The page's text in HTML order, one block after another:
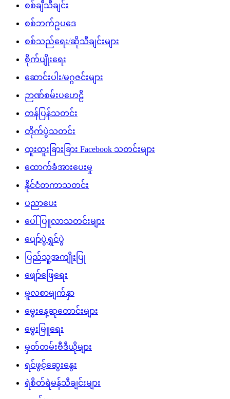
စစ်ချီသီချင်း
စစ်ဘက်ဥပဒေ
စစ်သည်ရေး/ဆိုသီချင်းများ
စိုက်ပျိုးရေး
ဆောင်းပါး/မဂ္ဂဇင်းများ
ဉာဏ်စမ်းပဟေဠိ
တန်ပြန်သတင်း
တိုက်ပွဲသတင်း
ထူးထူးခြားခြား Facebook သတင်းများ
ထောက်ခံအားပေးမှု
နိုင်ငံတကာသတင်း
ပညာပေး
ပေါ်ပြူလာသတင်းများ
ပျော်ပွဲရွှင်ပွဲ
ပြည်သူ့အကျိုးပြု
ဖျော်ဖြေရေး
မူလစာမျက်နှာ
မွေးနေ့ဆုတောင်းများ
မွေးမြူရေး
မှတ်တမ်းဗီဒီယိုများ
ရင်ဖွင့်ဆွေးနွေး
ရဲစိတ်ရဲမန်သီချင်းများ